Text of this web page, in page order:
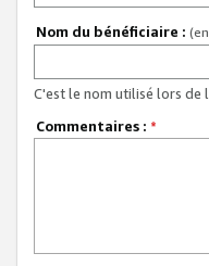
Nom du bénéficiaire :
C'est le nom utilisé lors de
Commentaires : *